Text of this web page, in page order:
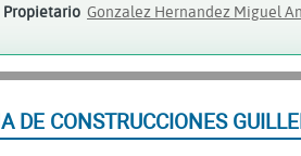
Propietario Gonzalez Hernandez Miguel
DE CONSTRUCCIONES